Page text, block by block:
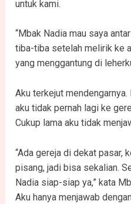
untuk kami.
“Mbak Nadia mau saya
tiba-tiba setelah melirik ke
yang menggantung di
Aku terkejut
aku tidak pernah lagi ke
Cukup lama aku tidak
“Ada gereja di dekat pasar,
pisang, jadi bisa sekalian.
Nadia siap-siap ya,” kata
Aku hanya menjawab